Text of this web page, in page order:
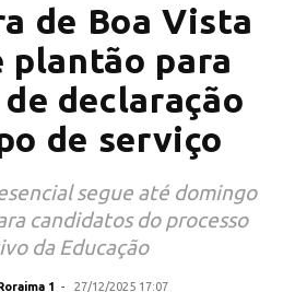
de Boa Vista
plantão para
declaração
de serviço
segue até domingo
candidatos do processo
da Educação
1 - 27/12/2025 17:07